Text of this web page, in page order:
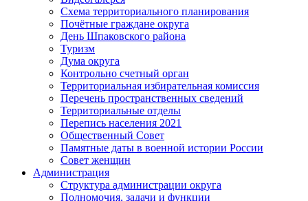
Схема территориального планирования
Почётные граждане округа
День Шпаковского района
Туризм
Дума округа
Контрольно счетный орган
Территориальная избирательная комиссия
Перечень пространственных сведений
Территориальные отделы
Перепись населения 2021
Общественный Совет
Памятные даты в военной истории России
Совет женщин
Администрация
Структура администрации округа
Полномочия, задачи и функции